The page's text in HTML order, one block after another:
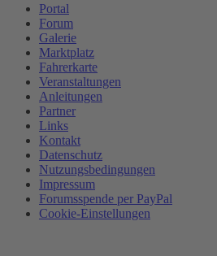
Portal
Forum
Galerie
Marktplatz
Fahrerkarte
Veranstaltungen
Anleitungen
Partner
Links
Kontakt
Datenschutz
Nutzungsbedingungen
Impressum
Forumsspende per PayPal
Cookie-Einstellungen